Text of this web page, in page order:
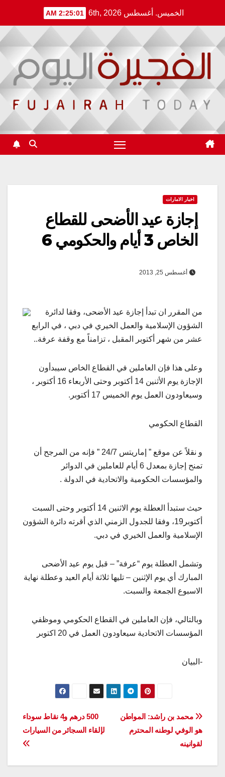
content
الخميس. أغسطس 6th, 2026 2:25:01 AM
اخبار الامارات
إجازة عيد الأضحى للقطاع
الخاص 3 أيام والحكومي 6
أغسطس 25, 2013
من المقرر ان تبدأ إجازة عيد الأضحى، وفقا لدائرة
الشؤون الإسلامية والعمل الخيري في دبي ، في الرابع
عشر من شهر أكتوبر المقبل ، تزامناً مع وقفة عرفة..
وعلى هذا فإن العاملين في القطاع الخاص سيبدأون
الإجازة يوم الأثنين 14 أكتوبر وحتى الأربعاء 16 أكتوبر ،
وسيعاودون العمل يوم الخميس 17 أكتوبر.
القطاع الحكومي
و نقلاً عن موقع ” إماريتس 24/7 ” فإنه من المرجح أن
تمنح إجازة بمعدل 6 أيام للعاملين في الدوائر
والمؤسسات الحكومية والاتحادية في الدولة .
حيث ستبدأ العطلة يوم الاثنين 14 أكتوبر وحتى السبت
أكتوبر19، وفقا للجدول الزمني الذي أقرته دائرة الشؤون
الإسلامية والعمل الخيري في دبي.
وتشمل العطلة يوم “عرفة” – قبل يوم عيد الأضحى
المبارك أي يوم الإثنين – تليها ثلاثة أيام العيد وعطلة نهاية
الاسبوع الجمعة والسبت.
وبالتالي، فإن العاملين في القطاع الحكومي وموظفي
المؤسسات الاتحادية سيعاودون العمل في 20 اكتوبر
-البيان
تصفّح
المقالات
500 درهم و4 نقاط سوداء
لإلقاء السجائر من السيارات
محمد بن راشد: المواطن
هو الوفي لوطنه المحترم
لقوانينه